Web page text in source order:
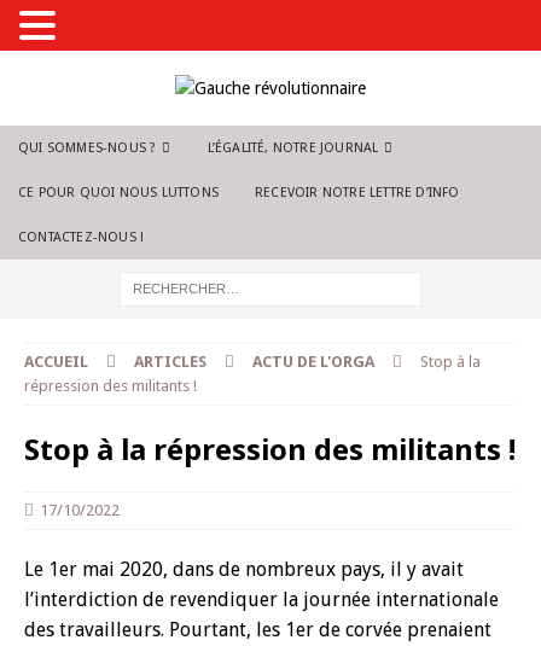
QUI SOMMES-NOUS ? L’ÉGALITÉ, NOTRE JOURNAL
CE POUR QUOI NOUS LUTTONS RECEVOIR NOTRE LETTRE D’INFO
CONTACTEZ-NOUS !
ACCUEIL ARTICLES ACTU DE L'ORGA
Stop à la
répression des militants !
Stop à la répression des militants !
17/10/2022
Le 1er mai 2020, dans de nombreux pays, il y avait
l’interdiction de revendiquer la journée internationale
des travailleurs. Pourtant, les 1er de corvée prenaient